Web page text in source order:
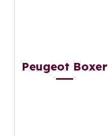
Peugeot Boxer